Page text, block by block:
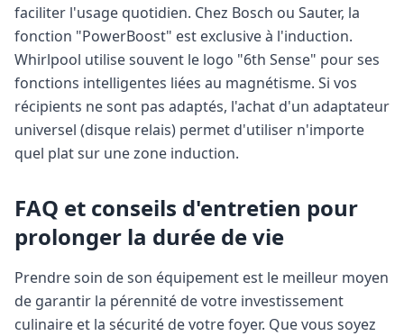
faciliter l'usage quotidien. Chez Bosch ou Sauter, la
fonction "PowerBoost" est exclusive à l'induction.
Whirlpool utilise souvent le logo "6th Sense" pour ses
fonctions intelligentes liées au magnétisme. Si vos
récipients ne sont pas adaptés, l'achat d'un adaptateur
universel (disque relais) permet d'utiliser n'importe
quel plat sur une zone induction.
FAQ et conseils d'entretien pour
prolonger la durée de vie
Prendre soin de son équipement est le meilleur moyen
de garantir la pérennité de votre investissement
culinaire et la sécurité de votre foyer. Que vous soyez